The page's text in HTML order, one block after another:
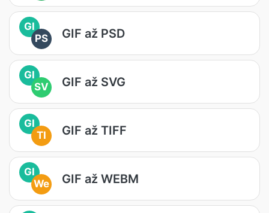
GI
PS
GIF až PSD
GI
SV
GIF až SVG
GI
TI
GIF až TIFF
GI
We
GIF až WEBM